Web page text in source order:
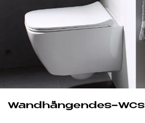
Wand­hän­gen­des-WCs